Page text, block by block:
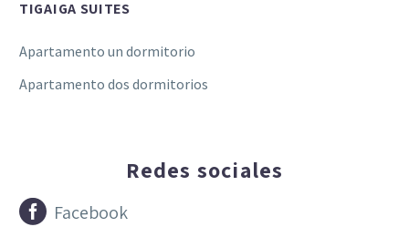
TIGAIGA SUITES
Apartamento un dormitorio
Apartamento dos dormitorios
Redes sociales

 Facebook